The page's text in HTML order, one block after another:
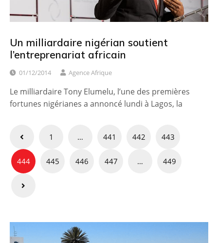
Un milliardaire nigérian soutient
l’entreprenariat africain
01/12/2014 Agence Afrique
Le milliardaire Tony Elumelu, l’une des premières
fortunes nigérianes a annoncé lundi à Lagos, la
Pagination
des
publications
1 … 441 442 443
444 445 446 447 … 449